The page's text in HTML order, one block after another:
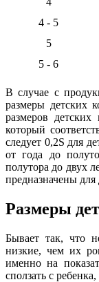
4 - 5
5
5 - 6
В случае с
размеры детских
размеров детских
который
следует 0,2S для
от года до
полутора до двух
предназначены для
Размеры
Бывает так, что
низкие, чем их
именно на
сползать с